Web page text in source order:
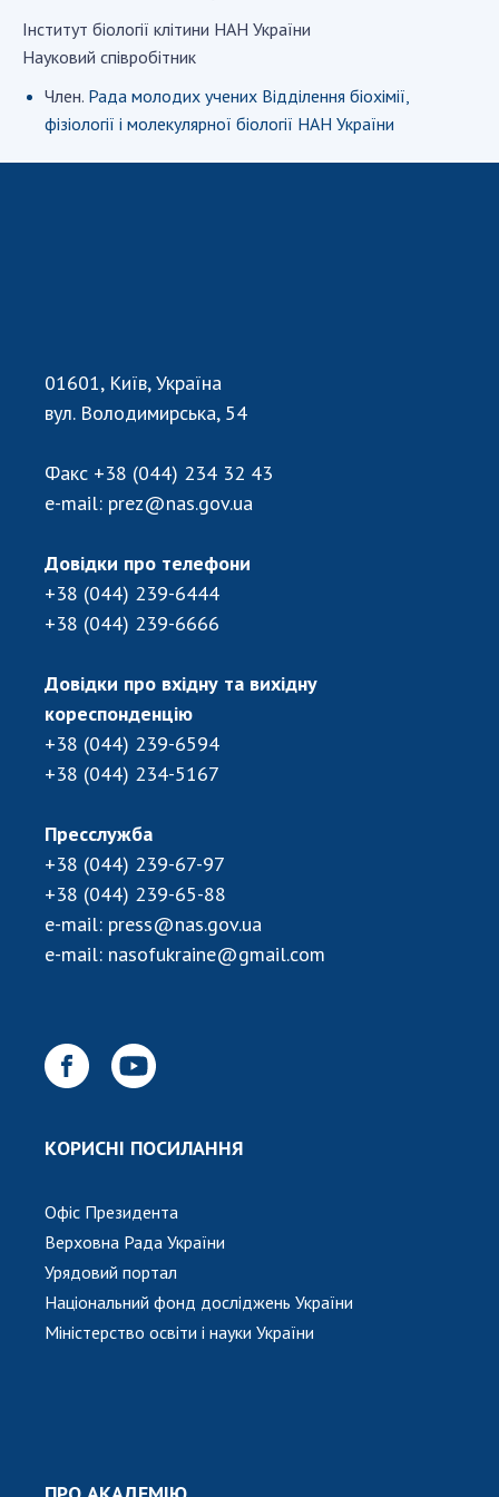
СТРУКТУРА
Президія НАН України
Апарат Президії
Наукові центри МОН та НАН України
Громадські організації
ДІЯЛЬНІСТЬ
Засідання Президії НАН України
Сесії Загальних зборів НАН України
Річні фінансові звіти НАН України
Наукові публікації та видавнича діяльність
Охорона прав інтелектуальної власності та
трансфер технологій в наукових установах
надбання
Центри колективного користування
науковими приладами НАН України
Оцінювання ефективності діяльності
наукових установ
Конкурси наукових досліджень НАН України
Робота з молоддю
МІЖНАРОДНЕ СПІВРОБІТНИЦТВО
Членство в міжнародних організаціях
Міжнародні угоди
Міжнародні програми та конкурси
ДОКУМЕНТИ
Iнститут бiологiї клiтини НАН України
Науковий співробітник
Член. Рада молодих учених Відділення біохімії,
фізіології і молекулярної біології НАН України
01601, Київ, Україна
вул. Володимирська, 54
Факс +38 (044) 234 32 43
e-mail: prez@nas.gov.ua
Довідки про телефони
+38 (044) 239-6444
+38 (044) 239-6666
Довідки про вхідну та вихідну
кореспонденцію
+38 (044) 239-6594
+38 (044) 234-5167
Пресслужба
+38 (044) 239-67-97
+38 (044) 239-65-88
e-mail: press@nas.gov.ua
e-mail: nasofukraine@gmail.com
КОРИСНІ ПОСИЛАННЯ
Офіс Президента
Верховна Рада України
Урядовий портал
Національний фонд досліджень України
Міністерство освіти і науки України